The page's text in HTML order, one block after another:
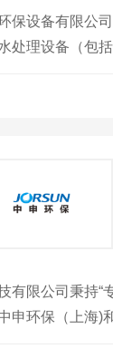
保设备有限公
处理设备（包
阳能设备制造
有限公司秉持
申环保（上海)